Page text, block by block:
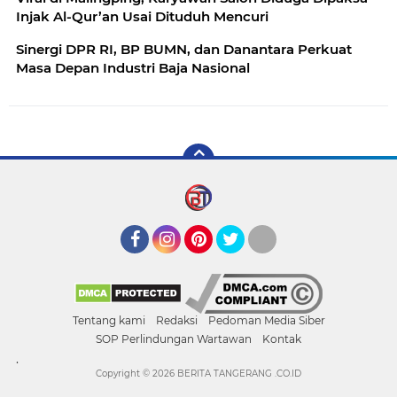
Injak Al-Qur’an Usai Dituduh Mencuri
Sinergi DPR RI, BP BUMN, dan Danantara Perkuat
Masa Depan Industri Baja Nasional
Tentang kami Redaksi
Pedoman Media Siber
SOP Perlindungan Wartawan
Kontak
.
Copyright © 2026 BERITA TANGERANG .CO.ID